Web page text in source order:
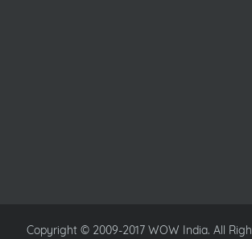
Copyright © 2009-2017 WOW India. All